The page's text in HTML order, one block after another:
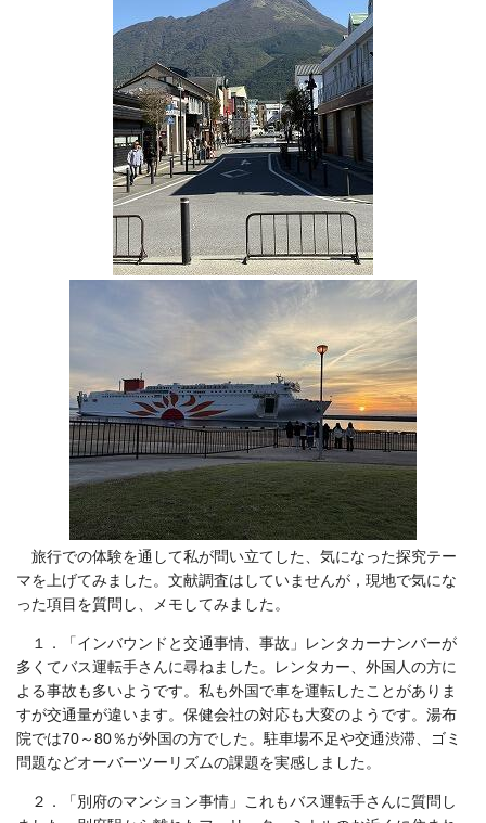
旅行での体験を通して私が問い立てした、気になった探究テー
マを上げてみました。文献調査はしていませんが，現地で気にな
った項目を質問し、メモしてみました。
１．「インバウンドと交通事情、事故」レンタカーナンバーが
多くてバス運転手さんに尋ねました。レンタカー、外国人の方に
よる事故も多いようです。私も外国で車を運転したことがありま
すが交通量が違います。保健会社の対応も大変のようです。湯布
院では70～80％が外国の方でした。駐車場不足や交通渋滞、ゴミ
問題などオーバーツーリズムの課題を実感しました。
２．「別府のマンション事情」これもバス運転手さんに質問し